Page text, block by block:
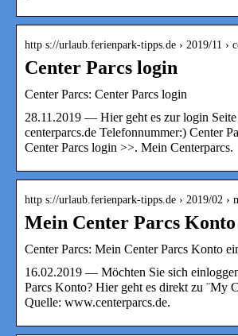
http s://urlaub.ferienpark-tipps.de › 2019/11 ›
Center Parcs login
Center Parcs: Center Parcs login
28.11.2019 — Hier geht es zur login Seite
centerparcs.de Telefonnummer:) Center
Center Parcs login >>. Mein Centerparcs.
http s://urlaub.ferienpark-tipps.de › 2019/02 ›
Mein Center Parcs Konto
Center Parcs: Mein Center Parcs Konto
16.02.2019 — Möchten Sie sich
Parcs Konto? Hier geht es direkt zu ¨My
Quelle: www.centerparcs.de.